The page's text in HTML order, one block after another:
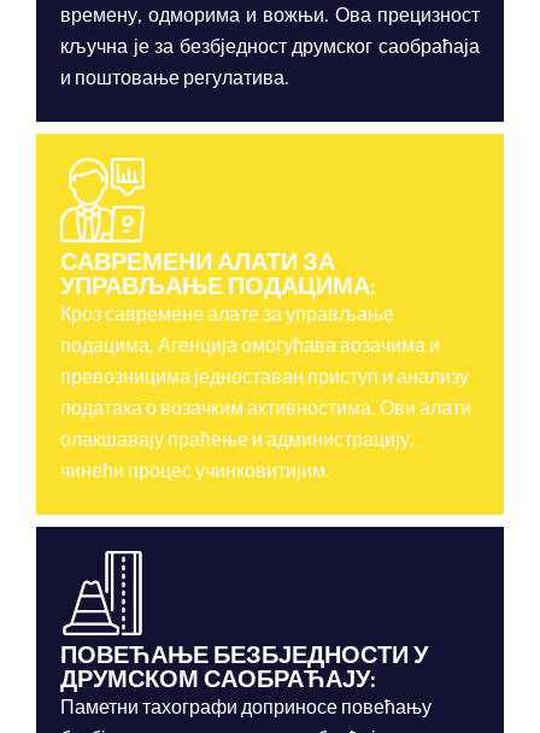
времену, одморима и вожњи. Ова прецизност
кључна је за безбједност друмског саобраћаја
и поштовање регулатива.
САВРЕМЕНИ АЛАТИ ЗА
УПРАВЉАЊЕ ПОДАЦИМА:
Кроз савремене алате за управљање
подацима, Агенција омогућава возачима и
превозницима једноставан приступ и анализу
података о возачким активностима. Ови алати
олакшавају праћење и администрацију,
чинећи процес учинковитијим.
ПОВЕЋАЊЕ БЕЗБЈЕДНОСТИ У
ДРУМСКОМ САОБРАЋАЈУ:
Паметни тахографи доприносе повећању